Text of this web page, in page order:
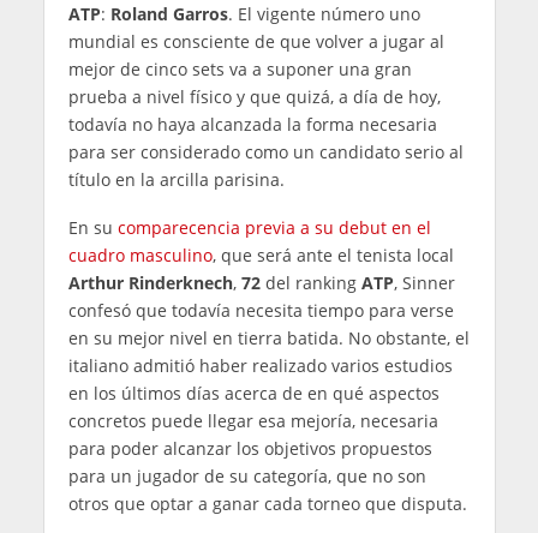
ATP: Roland Garros. El vigente número uno
mundial es consciente de que volver a jugar al
mejor de cinco sets va a suponer una gran
prueba a nivel físico y que quizá, a día de hoy,
todavía no haya alcanzada la forma necesaria
para ser considerado como un candidato serio al
título en la arcilla parisina.
En su comparecencia previa a su debut en el
cuadro masculino, que será ante el tenista local
Arthur Rinderknech, 72del ranking ATP, Sinner
confesó que todavía necesita tiempo para verse
en su mejor nivel en tierra batida. No obstante, el
italiano admitió haber realizado varios estudios
en los últimos días acerca de en qué aspectos
concretos puede llegar esa mejoría, necesaria
para poder alcanzar los objetivos propuestos
para un jugador de su categoría, que no son
otros que optar a ganar cada torneo que disputa.